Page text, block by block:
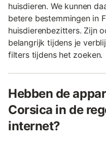
huisdieren. We kunnen
betere bestemmingen in
huisdierenbezitters. Zijn
belangrijk tijdens je
filters tijdens het zoeken.
Hebben de
Corsica in de
internet?